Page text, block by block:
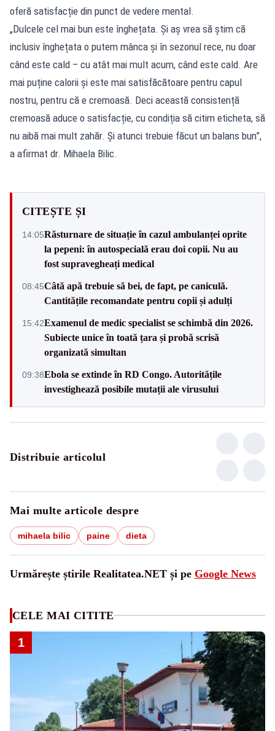
oferă satisfacție din punct de vedere mental.
„Dulcele cel mai bun este înghețata. Și aș vrea să știm că
inclusiv înghețata o putem mânca și în sezonul rece, nu doar
când este cald – cu atât mai mult acum, când este cald. Are
mai puține calorii și este mai satisfăcătoare pentru capul
nostru, pentru că e cremoasă. Deci această consistență
cremoasă aduce o satisfacție, cu condiția să citim eticheta, să
nu aibă mai mult zahăr. Și atunci trebuie făcut un balans bun”,
a afirmat dr. Mihaela Bilic.
CITEȘTE ȘI
14:05Răsturnare de situație în cazul ambulanței oprite
la pepeni: în autospecială erau doi copii. Nu au
fost supravegheați medical
08:45Câtă apă trebuie să bei, de fapt, pe caniculă.
Cantitățile recomandate pentru copii și adulți
15:42Examenul de medic specialist se schimbă din 2026.
Subiecte unice în toată țara și probă scrisă
organizată simultan
09:38Ebola se extinde în RD Congo. Autoritățile
investighează posibile mutații ale virusului
Distribuie articolul
Mai multe articole despre
mihaela bilic paine dieta
Urmărește știrile Realitatea.NET și pe Google News
CELE MAI CITITE
1